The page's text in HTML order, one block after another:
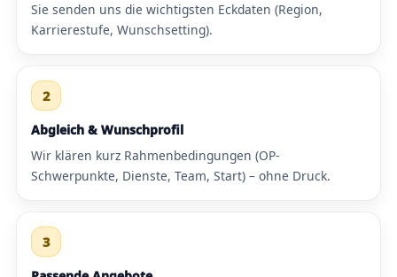
Sie senden uns die wichtigsten Eckdaten (Region,
Karrierestufe, Wunschsetting).
2
Abgleich & Wunschprofil
Wir klären kurz Rahmenbedingungen (OP-
Schwerpunkte, Dienste, Team, Start) – ohne Druck.
3